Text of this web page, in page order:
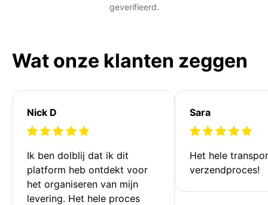
geverifieerd.
Wat onze klanten zeggen
Nick D
Ik ben dolblij dat ik dit
platform heb ontdekt voor
het organiseren van mijn
levering. Het hele proces
Sara
Het hele
verzendproces!